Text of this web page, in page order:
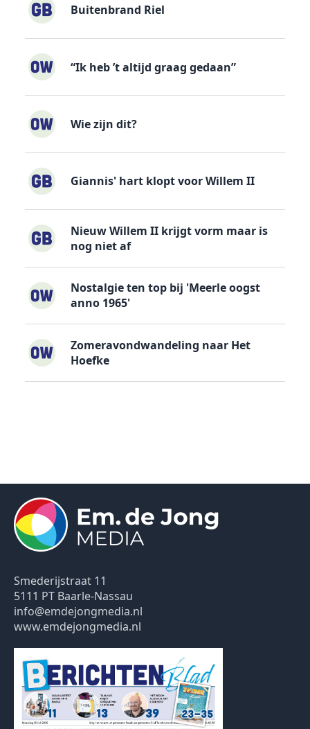
Buitenbrand Riel
“Ik heb ’t altijd graag gedaan”
Wie zijn dit?
Giannis' hart klopt voor Willem II
Nieuw Willem II krijgt vorm maar is
nog niet af
Nostalgie ten top bij 'Meerle oogst
anno 1965'
Zomeravondwandeling naar Het
Hoefke
Smederijstraat 11
5111 PT Baarle-Nassau
info@emdejongmedia.nl
www.emdejongmedia.nl